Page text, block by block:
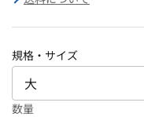
規格・サイズ
数量